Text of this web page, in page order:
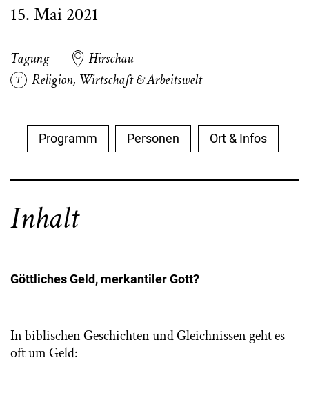
15. Mai 2021
Tagung
Hirschau
Religion, Wirtschaft & Arbeitswelt
Programm Personen Ort & Infos
Inhalt
Göttliches Geld, merkantiler Gott?
In biblischen Geschichten und Gleichnissen geht es
oft um Geld: